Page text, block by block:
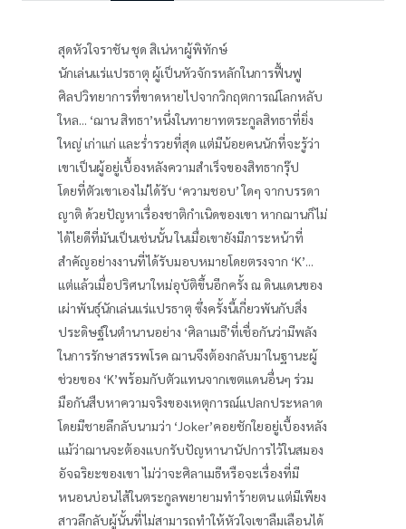
สุดหัวใจราชัน ชุด สิเน่หาผู้พิทักษ์
นักเล่นแร่แปรธาตุ ผู้เป็นหัวจักรหลักในการฟื้นฟู
ศิลปวิทยาการที่ขาดหายไปจากวิกฤตการณ์โลกหลับ
ใหล... ‘ฌาน สิทธา’หนึ่งในทายาทตระกูลสิทธาที่ยิ่ง
ใหญ่ เก่าแก่ และร่ำรวยที่สุด แต่มีน้อยคนนักที่จะรู้ว่า
เขาเป็นผู้อยู่เบื้องหลังความสำเร็จของสิทธากรุ๊ป
โดยที่ตัวเขาเองไม่ได้รับ ‘ความชอบ’ ใดๆ จากบรรดา
ญาติ ด้วยปัญหาเรื่องชาติกำเนิดของเขา หากฌานก็ไม่
ได้ไยดีที่มันเป็นเช่นนั้น ในเมื่อเขายังมีภาระหน้าที่
สำคัญอย่างงานที่ได้รับมอบหมายโดยตรงจาก ‘K’...
แต่แล้วเมื่อปริศนาใหม่อุบัติขึ้นอีกครั้ง ณ ดินแดนของ
เผ่าพันธุ์นักเล่นแร่แปรธาตุ ซึ่งครั้งนี้เกี่ยวพันกับสิ่ง
ประดิษฐ์ในตำนานอย่าง ‘ศิลาเมธี’ที่เชื่อกันว่ามีพลัง
ในการรักษาสรรพโรค ฌานจึงต้องกลับมาในฐานะผู้
ช่วยของ ‘K’พร้อมกับตัวแทนจากเขตแดนอื่นๆ ร่วม
มือกันสืบหาความจริงของเหตุการณ์แปลกประหลาด
โดยมีชายลึกลับนามว่า ‘Joker’คอยชักใยอยู่เบื้องหลัง
แม้ว่าฌานจะต้องแบกรับปัญหานานัปการไว้ในสมอง
อัจฉริยะของเขา ไม่ว่าจะศิลาเมธีหรือจะเรื่องที่มี
หนอนบ่อนไส้ในตระกูลพยายามทำร้ายตน แต่มีเพียง
สาวลึกลับผู้นั้นที่ไม่สามารถทำให้หัวใจเขาลืมเลือนได้